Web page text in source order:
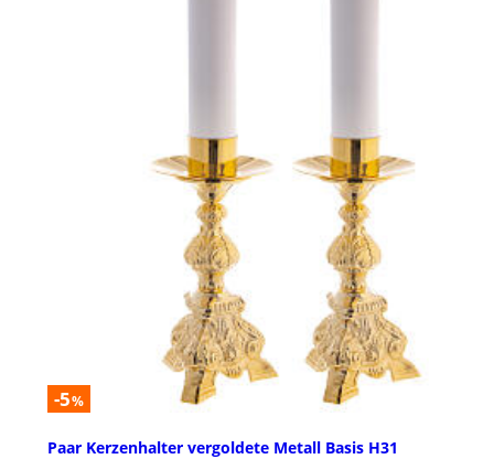
-5%
Paar Kerzenhalter vergoldete Metall Basis H31